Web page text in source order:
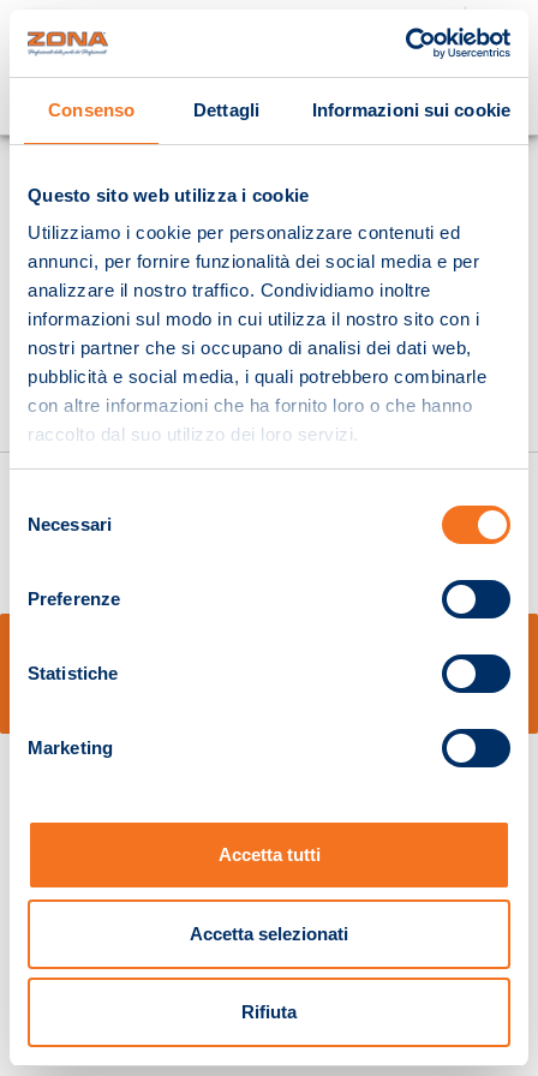
Consenso Dettagli Informazioni sui cookie
Questo sito web utilizza i cookie
Utilizziamo i cookie per personalizzare contenuti ed
annunci, per fornire funzionalità dei social media e per
analizzare il nostro traffico. Condividiamo inoltre
informazioni sul modo in cui utilizza il nostro sito con i
nostri partner che si occupano di analisi dei dati web,
pubblicità e social media, i quali potrebbero combinarle
con altre informazioni che ha fornito loro o che hanno
raccolto dal suo utilizzo dei loro servizi.
delNecessari
Preferenze
Statistiche
Marketing
Accetta tutti
Accetta selezionati
Rifiuta
Cosa stai cercando?
Pistoia 01680210505 – R.E.A. n.155974 - Cap.Soc. € 2.000.000,00 i.v. La
Società adotta il Codice Etico D.lgs. 231/01